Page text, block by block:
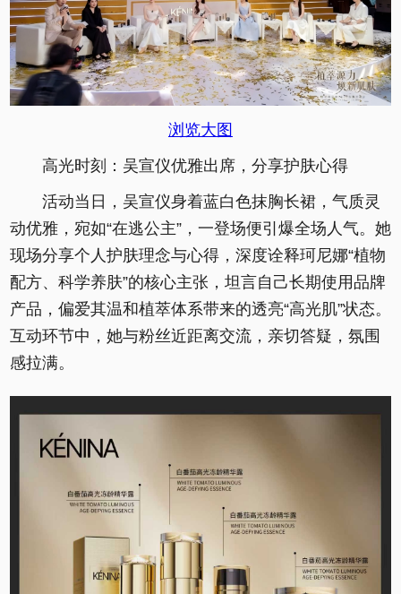
浏览大图
高光时刻：吴宣仪优雅出席，分享护肤心得
活动当日，吴宣仪身着蓝白色抹胸长裙，气质灵
动优雅，宛如“在逃公主”，一登场便引爆全场人气。她
现场分享个人护肤理念与心得，深度诠释珂尼娜“植物
配方、科学养肤”的核心主张，坦言自己长期使用品牌
产品，偏爱其温和植萃体系带来的透亮“高光肌”状态。
互动环节中，她与粉丝近距离交流，亲切答疑，氛围
感拉满。